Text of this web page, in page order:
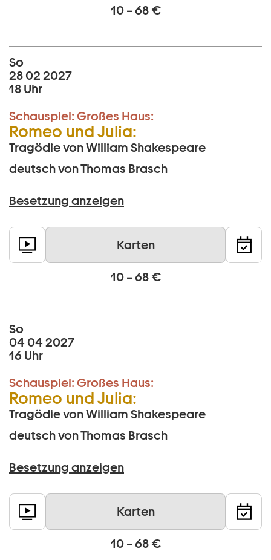
10 – 68 €
So
28 02 2027
18 Uhr
Schauspiel: Großes Haus:
Romeo und Julia:
Tragödie von William Shakespeare
deutsch von Thomas Brasch
Besetzung anzeigen
Karten
10 – 68 €
So
04 04 2027
16 Uhr
Schauspiel: Großes Haus:
Romeo und Julia:
Tragödie von William Shakespeare
deutsch von Thomas Brasch
Besetzung anzeigen
Karten
10 – 68 €